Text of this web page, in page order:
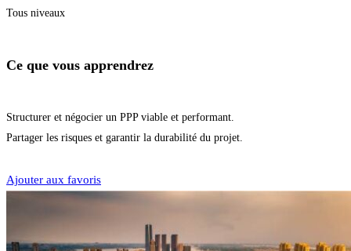
Tous niveaux
Ce que vous apprendrez
Structurer et négocier un PPP viable et performant.
Partager les risques et garantir la durabilité du projet.
Ajouter aux favoris